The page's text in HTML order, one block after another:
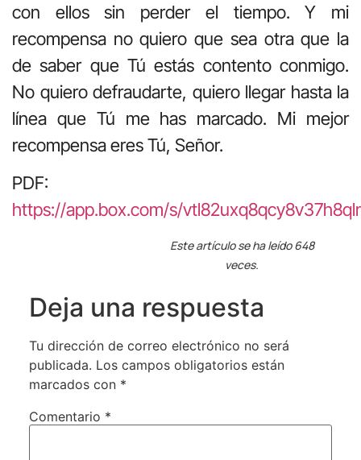
con ellos sin perder el tiempo. Y mi
recompensa no quiero que sea otra que la
de saber que Tú estás contento conmigo.
No quiero defraudarte, quiero llegar hasta la
línea que Tú me has marcado. Mi mejor
recompensa eres Tú, Señor.
PDF:
https://app.box.com/s/
Este artículo se ha leído 648
veces.
Deja una respuesta
Tu dirección de correo electrónico no será
publicada. Los campos obligatorios están
marcados con *
Comentario *